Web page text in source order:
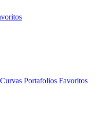
Curvas Portafolios Favoritos